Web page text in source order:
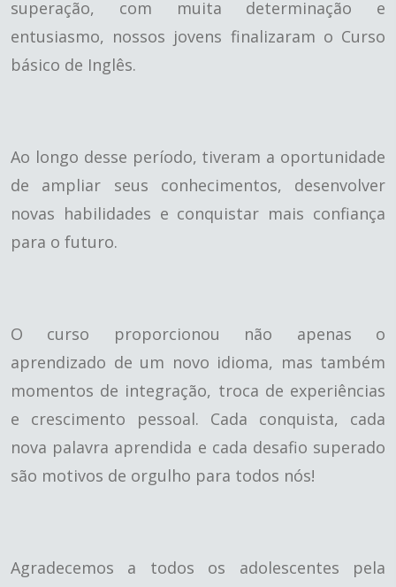
superação, com muita determinação e
entusiasmo, nossos jovens finalizaram o Curso
básico de Inglês.
Ao longo desse período, tiveram a oportunidade
de ampliar seus conhecimentos, desenvolver
novas habilidades e conquistar mais confiança
para o futuro.
O curso proporcionou não apenas o
aprendizado de um novo idioma, mas também
momentos de integração, troca de experiências
e crescimento pessoal. Cada conquista, cada
nova palavra aprendida e cada desafio superado
são motivos de orgulho para todos nós!
Agradecemos a todos os adolescentes pela